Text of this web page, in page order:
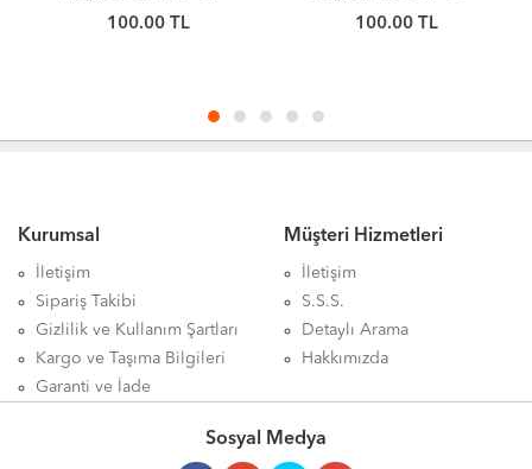
Baskılı Söz, Nişan ve
100.00 TL
Baskılı Söz, Nişan ve
100.00 TL
Kurumsal
İletişim
Sipariş Takibi
Gizlilik ve Kullanım Şartları
Kargo ve Taşıma Bilgileri
Garanti ve İade
Müşteri Hizmetleri
İletişim
S.S.S.
Detaylı Arama
Hakkımızda
Sosyal Medya